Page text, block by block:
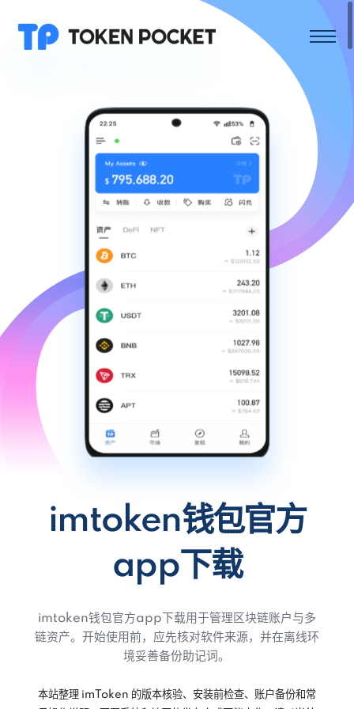
imtoken钱包官方
app下载
imtoken钱包官方app下载用于管理区块链账户与多
链资产。开始使用前，应先核对软件来源，并在离线环
境妥善备份助记词。
本站整理 imToken 的版本核验、安装前检查、账户备份和常